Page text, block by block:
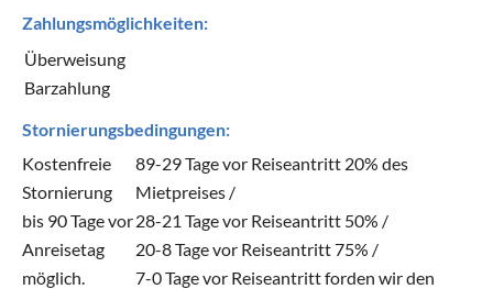
Zahlungsmöglichkeiten:
Überweisung
Barzahlung
Stornierungsbedingungen:
Kostenfreie
Stornierung
bis 90 Tage vor
Anreisetag
möglich.
89-29 Tage vor Reiseantritt 20% des
Mietpreises /
28-21 Tage vor Reiseantritt 50% /
20-8 Tage vor Reiseantritt 75% /
7-0 Tage vor Reiseantritt forden wir den